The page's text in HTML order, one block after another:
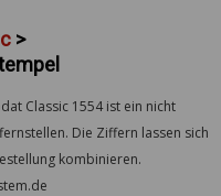
>
Classic 1554 ist ein nicht
Die Ziffern lassen sich
kombinieren.